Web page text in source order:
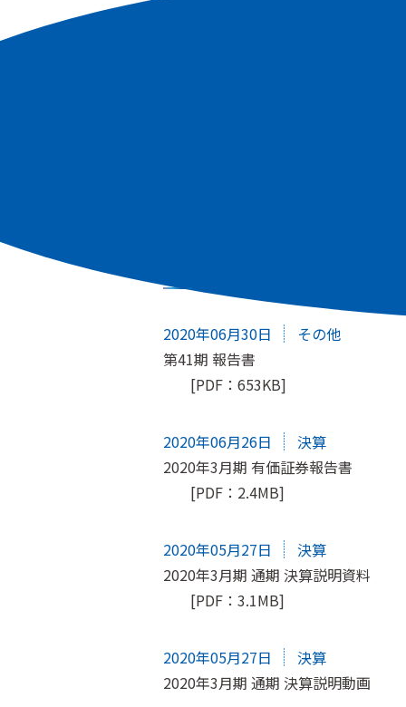
2020年06月30日
その他
第41期 報告書
[PDF：653KB]
2020年06月26日
決算
2020年3月期 有価証券報告書
[PDF：2.4MB]
2020年05月27日
決算
2020年3月期 通期 決算説明資料
[PDF：3.1MB]
2020年05月27日
決算
2020年3月期 通期 決算説明動画